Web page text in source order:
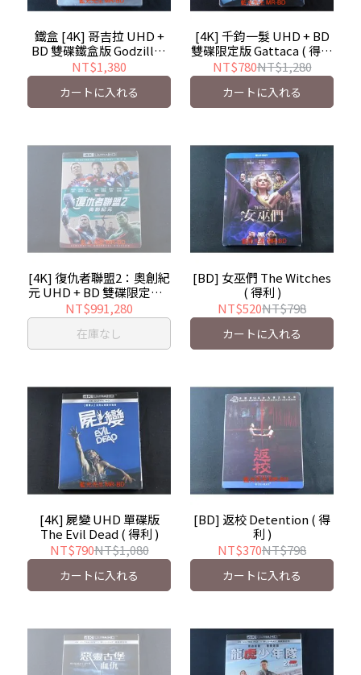
鐵盒 [4K] 哥吉拉 UHD +
BD 雙碟鐵盒版 Godzilla (
得利 )
NT$1,380
カートに入れる
[4K] 千鈞一髮 UHD + BD
雙碟限定版 Gattaca ( 得利
)
NT$780NT$1,280
カートに入れる
[4K] 復仇者聯盟2：奧創紀
元 UHD + BD 雙碟限定版 (
得利 ) The Avengers 2
NT$991,280
在庫なし
[BD] 女巫們 The Witches
( 得利 )
NT$520NT$798
カートに入れる
[4K] 屍變 UHD 單碟版
The Evil Dead ( 得利 )
NT$790NT$1,080
カートに入れる
[BD] 返校 Detention ( 得
利 )
NT$370NT$798
カートに入れる